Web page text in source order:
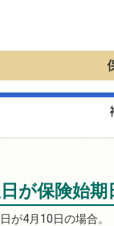
が保険始
が4月10日の場合。